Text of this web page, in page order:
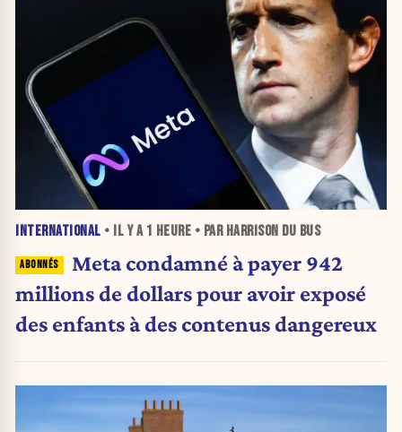
INTERNATIONAL • IL Y A 1 HEURE • PAR HARRISON DU BUS
Meta condamné à payer 942
millions de dollars pour avoir exposé
des enfants à des contenus dangereux